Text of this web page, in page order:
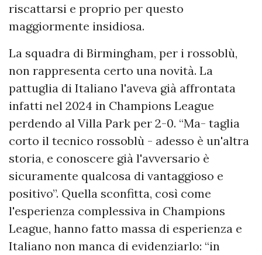
riscattarsi e proprio per questo
maggiormente insidiosa.
La squadra di Birmingham, per i rossoblù,
non rappresenta certo una novità. La
pattuglia di Italiano l'aveva già affrontata
infatti nel 2024 in Champions League
perdendo al Villa Park per 2-0. “Ma- taglia
corto il tecnico rossoblù - adesso è un'altra
storia, e conoscere già l'avversario è
sicuramente qualcosa di vantaggioso e
positivo”. Quella sconfitta, così come
l'esperienza complessiva in Champions
League, hanno fatto massa di esperienza e
Italiano non manca di evidenziarlo: “in